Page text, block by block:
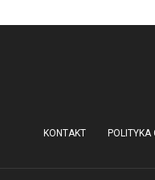
KONTAKT POLITYKA